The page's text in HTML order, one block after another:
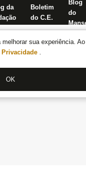
sua experiência.
.
OK
da
Boletim
do C.E.
Blog
do